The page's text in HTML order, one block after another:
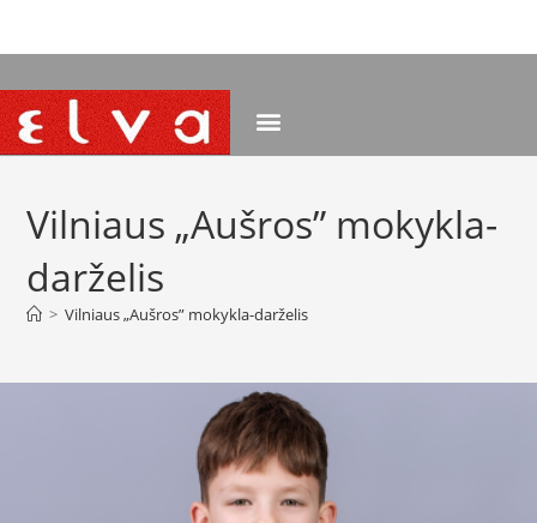
Vilniaus „Aušros” mokykla-
darželis
> Vilniaus „Aušros” mokykla-darželis